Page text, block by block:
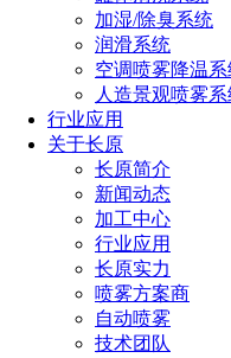
加湿/除臭系统
润滑系统
空调喷雾降温系
人造景观喷雾
行业应用
关于长原
长原简介
新闻动态
加工中心
行业应用
长原实力
喷雾方案商
自动喷雾
技术团队
了之前提到的防腐蚀外，
以很好的与人体组织相融
安全的材料，钛就可以存
当的安全。
钛的这一特点让其在
植入手术的首选材料。另
会触发机体的免疫系统，
被称为骨整合。我们都清
这让植入物的重量没那么
损，而且钛具有与人体骨
我们量身定做的一样。
5、钛在高尔夫球杆